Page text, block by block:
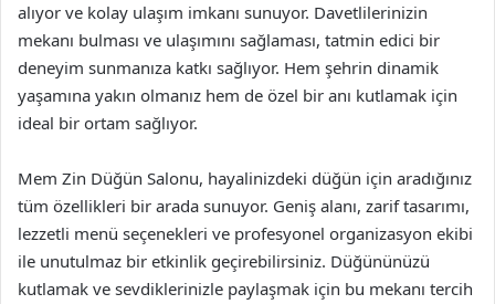
alıyor ve kolay ulaşım imkanı sunuyor. Davetlilerinizin
mekanı bulması ve ulaşımını sağlaması, tatmin edici bir
deneyim sunmanıza katkı sağlıyor. Hem şehrin dinamik
yaşamına yakın olmanız hem de özel bir anı kutlamak için
ideal bir ortam sağlıyor.
Mem Zin Düğün Salonu, hayalinizdeki düğün için aradığınız
tüm özellikleri bir arada sunuyor. Geniş alanı, zarif tasarımı,
lezzetli menü seçenekleri ve profesyonel organizasyon ekibi
ile unutulmaz bir etkinlik geçirebilirsiniz. Düğününüzü
kutlamak ve sevdiklerinizle paylaşmak için bu mekanı tercih